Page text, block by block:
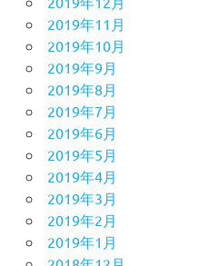
2019年11月
2019年10月
2019年9月
2019年8月
2019年7月
2019年6月
2019年5月
2019年4月
2019年3月
2019年2月
2019年1月